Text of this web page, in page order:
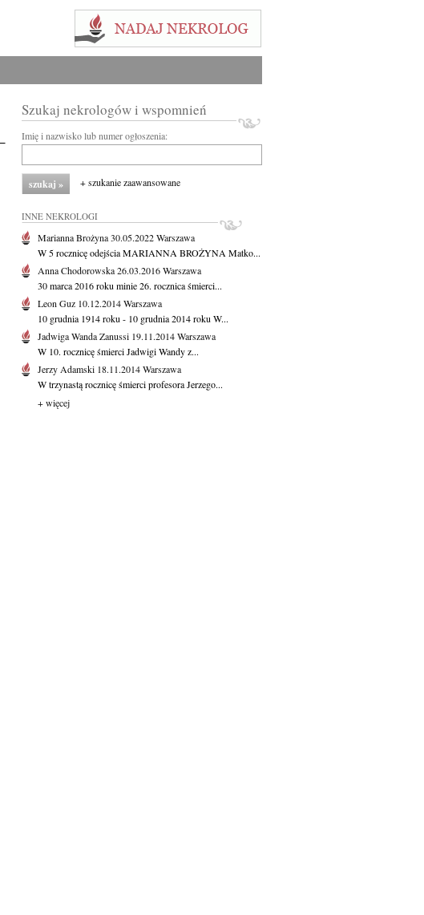
Szukaj nekrologów i wspomnień
Imię i nazwisko lub numer ogłoszenia:
+ szukanie zaawansowane
INNE NEKROLOGI
Marianna Brożyna30.05.2022Warszawa
W 5 rocznicę odejścia MARIANNA BROŻYNA Matko...
Anna Chodorowska26.03.2016Warszawa
30 marca 2016 roku minie 26. rocznica śmierci...
Leon Guz 10.12.2014Warszawa
10 grudnia 1914 roku - 10 grudnia 2014 roku W...
Jadwiga Wanda Zanussi 19.11.2014Warszawa
W 10. rocznicę śmierci Jadwigi Wandy z...
Jerzy Adamski 18.11.2014Warszawa
W trzynastą rocznicę śmierci profesora Jerzego...
+ więcej